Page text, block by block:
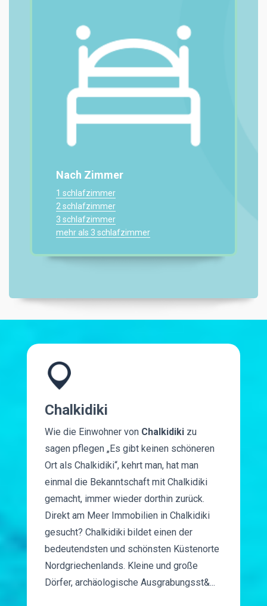
Nach Zimmer
1 schlafzimmer
2 schlafzimmer
3 schlafzimmer
mehr als 3 schlafzimmer
Chalkidiki
Wie die Einwohner von Chalkidiki zu
sagen pflegen „Es gibt keinen schöneren
Ort als Chalkidiki“, kehrt man, hat man
einmal die Bekanntschaft mit Chalkidiki
gemacht, immer wieder dorthin zurück.
Direkt am Meer Immobilien in Chalkidiki
gesucht? Chalkidiki bildet einen der
bedeutendsten und schönsten Küstenorte
Nordgriechenlands. Kleine und große
Dörfer, archäologische Ausgrabungsst&...